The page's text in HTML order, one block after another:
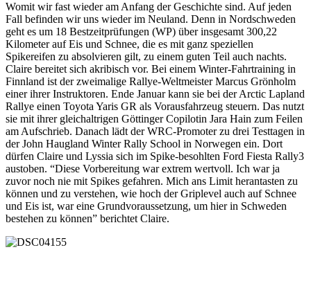
Womit wir fast wieder am Anfang der Geschichte sind. Auf jeden
Fall befinden wir uns wieder im Neuland. Denn in Nordschweden
geht es um 18 Bestzeitprüfungen (WP) über insgesamt 300,22
Kilometer auf Eis und Schnee, die es mit ganz speziellen
Spikereifen zu absolvieren gilt, zu einem guten Teil auch nachts.
Claire bereitet sich akribisch vor. Bei einem Winter-Fahrtraining in
Finnland ist der zweimalige Rallye-Weltmeister Marcus Grönholm
einer ihrer Instruktoren. Ende Januar kann sie bei der Arctic Lapland
Rallye einen Toyota Yaris GR als Vorausfahrzeug steuern. Das nutzt
sie mit ihrer gleichaltrigen Göttinger Copilotin Jara Hain zum Feilen
am Aufschrieb. Danach lädt der WRC-Promoter zu drei Testtagen in
der John Haugland Winter Rally School in Norwegen ein. Dort
dürfen Claire und Lyssia sich im Spike-besohlten Ford Fiesta Rally3
austoben. “Diese Vorbereitung war extrem wertvoll. Ich war ja
zuvor noch nie mit Spikes gefahren. Mich ans Limit herantasten zu
können und zu verstehen, wie hoch der Griplevel auch auf Schnee
und Eis ist, war eine Grundvoraussetzung, um hier in Schweden
bestehen zu können” berichtet Claire.